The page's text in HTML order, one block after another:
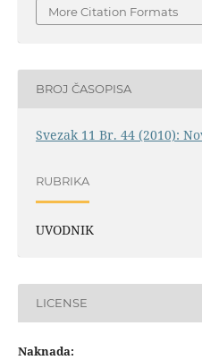
More Citation Formats
BROJ ČASOPISA
Svezak 11 Br. 44 (2010):
RUBRIKA
UVODNIK
LICENSE
Naknada: